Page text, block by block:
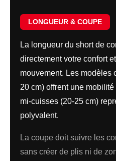
LONGUEUR & COUPE
La longueur du short de
directement votre confort
mouvement. Les modèles
20 cm) offrent une
mi-cuisses (20-25 cm)
polyvalent.
La coupe doit suivre les
sans créer de plis ni de